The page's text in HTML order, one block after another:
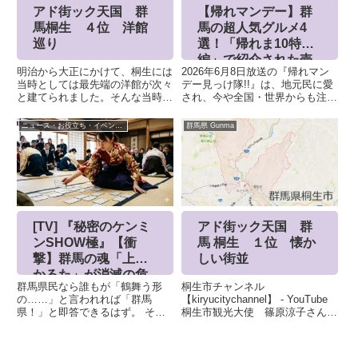
[TV]群馬人vs埼玉
人！大バトル（秘）
生態調査スペシャ
ル ありえへん∞世界
群馬人の情報をまとめました。群
馬代表の出演者は、・宮下 兼史
鷹（佐波郡）大友 花恋 (高崎市)
荻原 次晴（草津町）群馬県 沼
田人 （沼田市）生ゆば処 町田
屋湯葉 食べ放題食べ放題、飲み
放題 800円群馬県 みどり市
開発群馬電機主要製品は...
群馬県 Gunma
アド街ック天国 群
馬桐生 ２５位 刺
繍作家・大澤 紀代美
大澤紀代美さんは刺繍作家として
初めて、黄綬褒章を受章。山本寛
斎さんやドン小西さんらの作品を
数多く制作しています。使うのは
伝統的な「横振りミシン」。針の
動きを膝の横のレバーで操作し縫
い幅を調整します。下書きは一切
せずレバーと生地を自在に操り
群馬県 Gunma